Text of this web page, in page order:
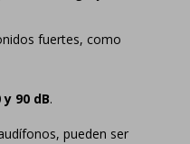
fuertes, como
y 90 dB.
pueden ser